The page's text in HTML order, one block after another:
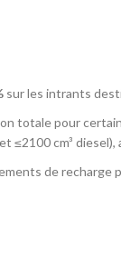
sur les intrants
totale pour
≤2100 cm³ diesel),
de recharge